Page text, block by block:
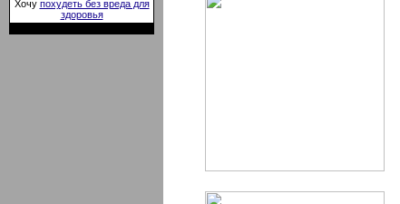
Хочу похудеть без вреда для
здоровья